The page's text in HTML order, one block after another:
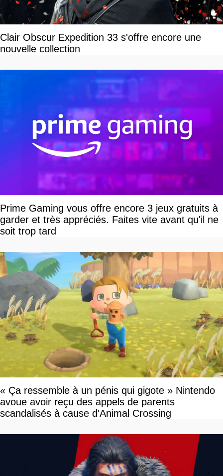
Clair Obscur Expedition 33 s'offre encore une
nouvelle collection
Prime Gaming vous offre encore 3 jeux gratuits à
garder et très appréciés. Faites vite avant qu'il ne
soit trop tard
« Ça ressemble à un pénis qui gigote » Nintendo
avoue avoir reçu des appels de parents
scandalisés à cause d'Animal Crossing